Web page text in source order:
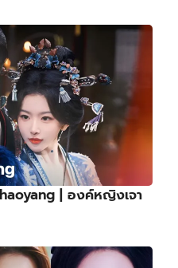
| องค์หญิงเจา